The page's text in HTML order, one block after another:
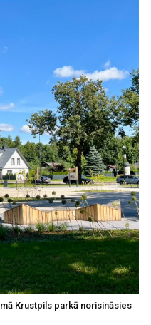
Krustpils parkā norisināsies